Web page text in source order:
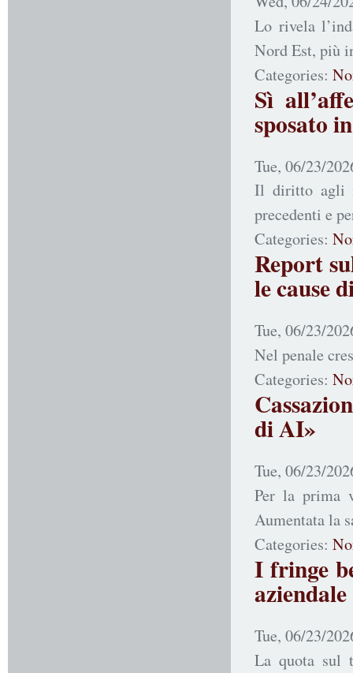
Lo rivela
Nord Est, più
Categories:
Sì
sposato
Tue, 06/23/
Il diritto agli
precedenti e
Categories:
Report
le cause
Tue, 06/23/
Nel penale
Categories:
di AI»
Tue, 06/23/
Per la prima
Aumentata la
Categories:
I fringe
aziendale
Tue, 06/23/
La quota sul